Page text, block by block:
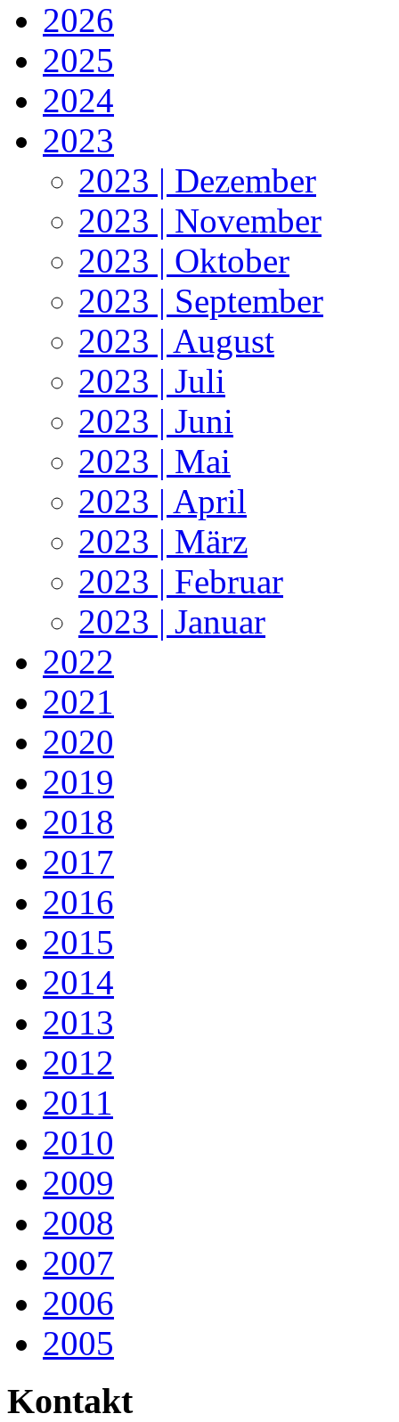
2026
2025
2024
2023
2023 | Dezember
2023 | November
2023 | Oktober
2023 | September
2023 | August
2023 | Juli
2023 | Juni
2023 | Mai
2023 | April
2023 | März
2023 | Februar
2023 | Januar
2022
2021
2020
2019
2018
2017
2016
2015
2014
2013
2012
2011
2010
2009
2008
2007
2006
2005
Kontakt